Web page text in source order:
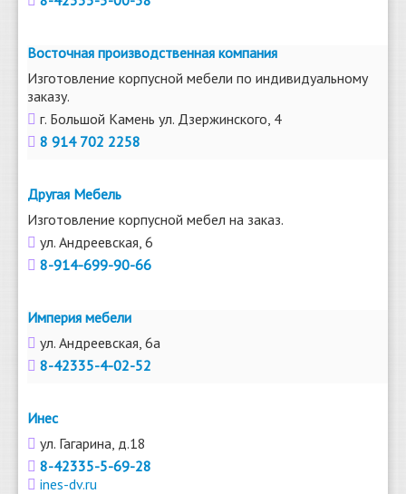
Восточная производственная компания
Изготовление корпусной мебели по индивидуальному
заказу.
г. Большой Камень ул. Дзержинского, 4
8 914 702 2258
Другая Мебель
Изготовление корпусной мебел на заказ.
ул. Андреевская, 6
8-914-699-90-66
Империя мебели
ул. Андреевская, 6а
8-42335-4-02-52
Инес
ул. Гагарина, д.18
8-42335-5-69-28
ines-dv.ru